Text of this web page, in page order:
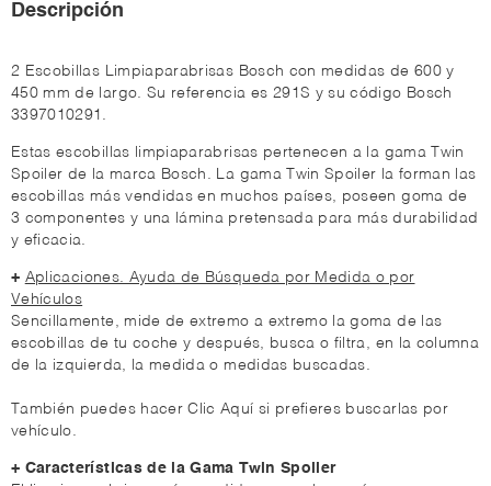
Descripción
2 Escobillas Limpiaparabrisas Bosch con medidas de 600 y
450 mm de largo. Su referencia es 291S y su código Bosch
3397010291.
Estas escobillas limpiaparabrisas pertenecen a la gama Twin
Spoiler de la marca Bosch. La gama Twin Spoiler la forman las
escobillas más vendidas en muchos países, poseen goma de
3 componentes y una lámina pretensada para más durabilidad
y eficacia.
+ Aplicaciones. Ayuda de Búsqueda por Medida o por
Vehículos
Sencillamente, mide de extremo a extremo la goma de las
escobillas de tu coche y después, busca o filtra, en la columna
de la izquierda, la medida o medidas buscadas.
También puedes hacer Clic Aquí si prefieres buscarlas por
vehículo.
+ Características de la Gama Twin Spoiler